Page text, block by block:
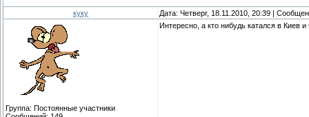
куку Дата: Четверг, 18.11.2010, 20:39 |
Группа: Постоянные участники
Интересно, а кто нибудь катался в Киев